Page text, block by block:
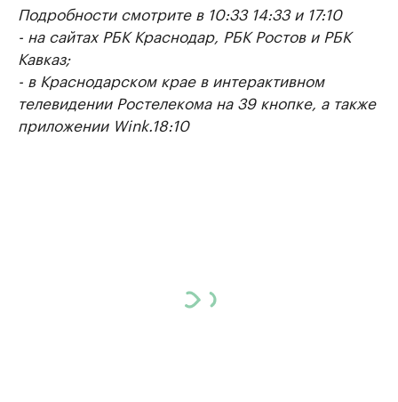
Подробности смотрите в 10:33 14:33 и 17:10
- на сайтах РБК Краснодар, РБК Ростов и РБК
Кавказ;
- в Краснодарском крае в интерактивном
телевидении Ростелекома на 39 кнопке, а также
приложении Wink.18:10